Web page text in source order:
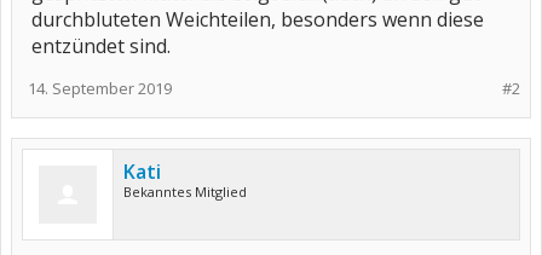
durchbluteten Weichteilen, besonders wenn diese
entzündet sind.
#2
14. September 2019
Kati
Bekanntes Mitglied